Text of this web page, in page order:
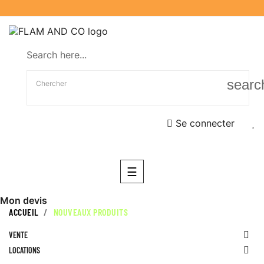
Search here...
Se connecter
Basculer
la
☰
Mon devis
ACCUEIL NOUVEAUX PRODUITS
VENTE

LOCATIONS
